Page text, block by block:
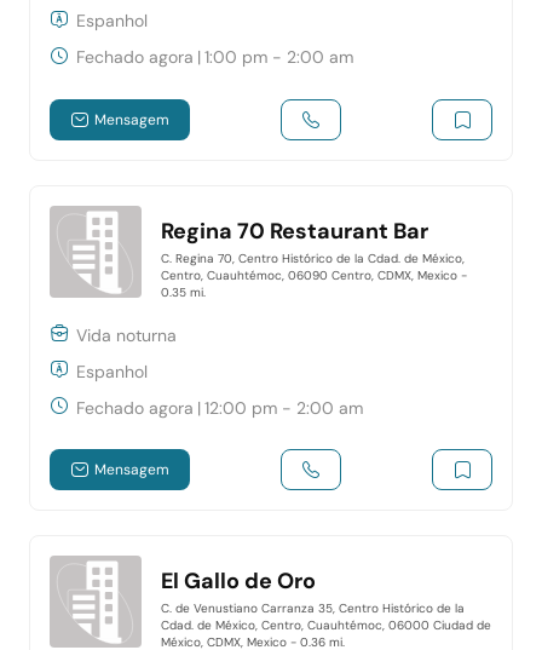
Espanhol
Fechado agora |1:00 pm - 2:00 am
Mensagem
Regina 70 Restaurant Bar
C. Regina 70, Centro Histórico de la Cdad. de México,
Centro, Cuauhtémoc, 06090 Centro, CDMX, Mexico -
0.35 mi.
Vida noturna
Espanhol
Fechado agora |12:00 pm - 2:00 am
Mensagem
El Gallo de Oro
C. de Venustiano Carranza 35, Centro Histórico de la
Cdad. de México, Centro, Cuauhtémoc, 06000 Ciudad de
México, CDMX, Mexico - 0.36 mi.